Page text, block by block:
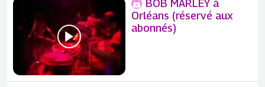
BOB MARLEY à
Orléans (réservé aux
abonnés)